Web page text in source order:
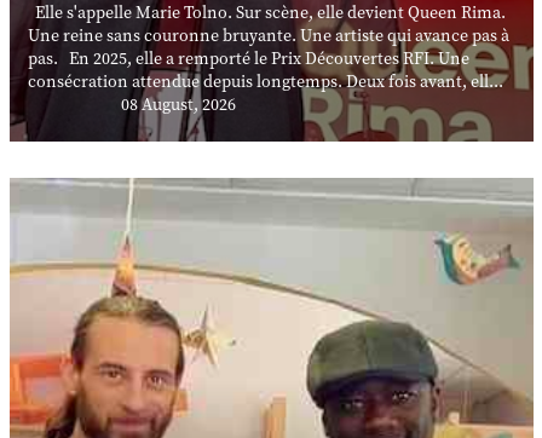
Elle s'appelle Marie Tolno. Sur scène, elle devient Queen Rima.
Une reine sans couronne bruyante. Une artiste qui avance pas à
pas. En 2025, elle a remporté le Prix Découvertes RFI. Une
consécration attendue depuis longtemps. Deux fois avant, ell...
08 August, 2026